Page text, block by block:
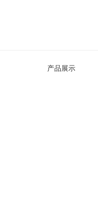
产品展示